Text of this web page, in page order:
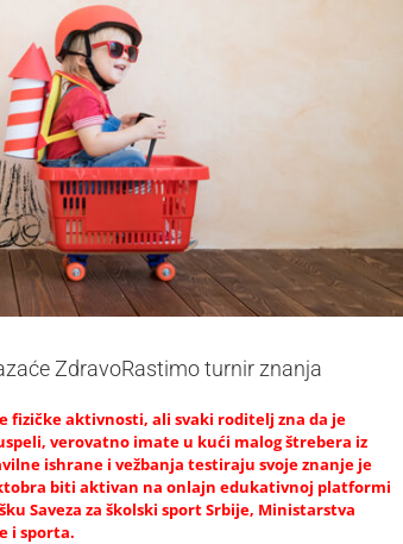
ZdravoRastimo turnir znanja
fizičke aktivnosti, ali svaki roditelj zna da je
verovatno imate u kući malog štrebera iz
ishrane i vežbanja testiraju svoje znanje je
biti aktivan na onlajn edukativnoj platformi
Saveza za školski sport Srbije, Ministarstva
i sporta.